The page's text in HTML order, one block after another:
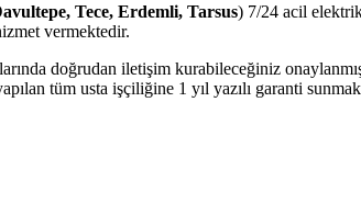
Tece, Erdemli, Tarsus) 7/24 acil
vermektedir.
doğrudan iletişim kurabileceğiniz
tüm usta işçiliğine 1 yıl yazılı garanti